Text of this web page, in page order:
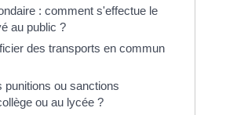
: comment s'effectue le
au public ?
des transports en commun
punitions ou sanctions
ou au lycée ?